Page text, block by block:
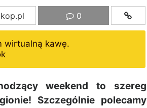
0
wirtualną kawę.
weekend to szereg
Szczególnie polecamy